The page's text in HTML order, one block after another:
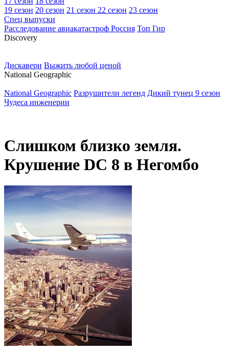
19 сезон 20 сезон 21 сезон 22 сезон 23 сезон
Спец выпуски
Расследование авиакатастроф Россия Топ Гир
Discovery
Дискавери Выжить любой ценой
National Geographic
National Geographic Разрушители легенд Дикий тунец 9 сезон
Чудеса инженерии
Слишком близко земля.
Крушение DC 8 в Негомбо